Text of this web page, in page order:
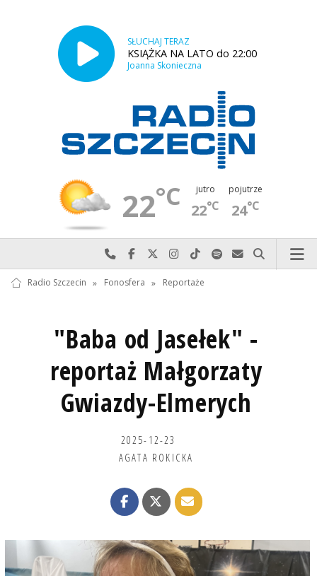
SŁUCHAJ TERAZ
KSIĄŻKA NA LATO do 22:00
Joanna Skonieczna
22°C jutro
22°C
pojutrze
24°C
Najlepiej po prostu do nas zadzwoń
Odwiedź nas na Facebook-u
Odwiedź nas na X
Odwiedź nas na Instagram-ie
Odwiedź nas na TikTok-u
Szukaj nas na Spotify
Wyślij do nas
Szukaj
Radio Szczecin » Fonosfera » Reportaże
"Baba od Jasełek" -
reportaż Małgorzaty
Gwiazdy-Elmerych
2025-12-23
AGATA ROKICKA